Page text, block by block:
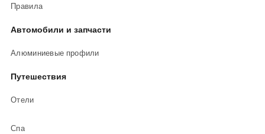
Правила
Автомобили и запчасти
Алюминиевые профили
Путешествия
Отели
Спа